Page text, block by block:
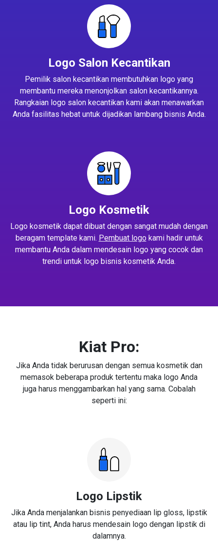
Logo Salon Kecantikan
Pemilik salon kecantikan membutuhkan logo yang
membantu mereka menonjolkan salon kecantikannya.
Rangkaian logo salon kecantikan kami akan menawarkan
Anda fasilitas hebat untuk dijadikan lambang bisnis Anda.
Logo Kosmetik
Logo kosmetik dapat dibuat dengan sangat mudah dengan
beragam template kami. Pembuat logokami hadir untuk
membantu Anda dalam mendesain logo yang cocok dan
trendi untuk logo bisnis kosmetik Anda.
Kiat Pro:
Jika Anda tidak berurusan dengan semua kosmetik dan
memasok beberapa produk tertentu maka logo Anda
juga harus menggambarkan hal yang sama. Cobalah
seperti ini:
Logo Lipstik
Jika Anda menjalankan bisnis penyediaan lip gloss, lipstik
atau lip tint, Anda harus mendesain logo dengan lipstik di
dalamnya.